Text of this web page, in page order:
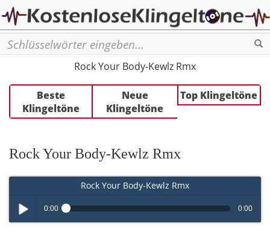
Rock Your Body-Kewlz Rmx
Beste
Klingeltöne
Neue
Klingeltöne
Top Klingeltöne
Rock Your Body-Kewlz Rmx
Rock Your Body-Kewlz Rmx
0:00 0:00